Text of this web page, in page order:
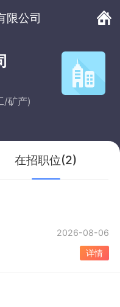
限公司
/矿产)
在招职位(2)
2026-08-06
详情